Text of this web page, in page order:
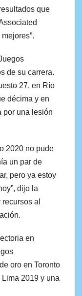
que
de su carrera.
27, en Río
décima y en
por una lesión
2020 no pude
un par de
pero ya estoy
dijo la
al
en
oro en Toronto
2019 y una